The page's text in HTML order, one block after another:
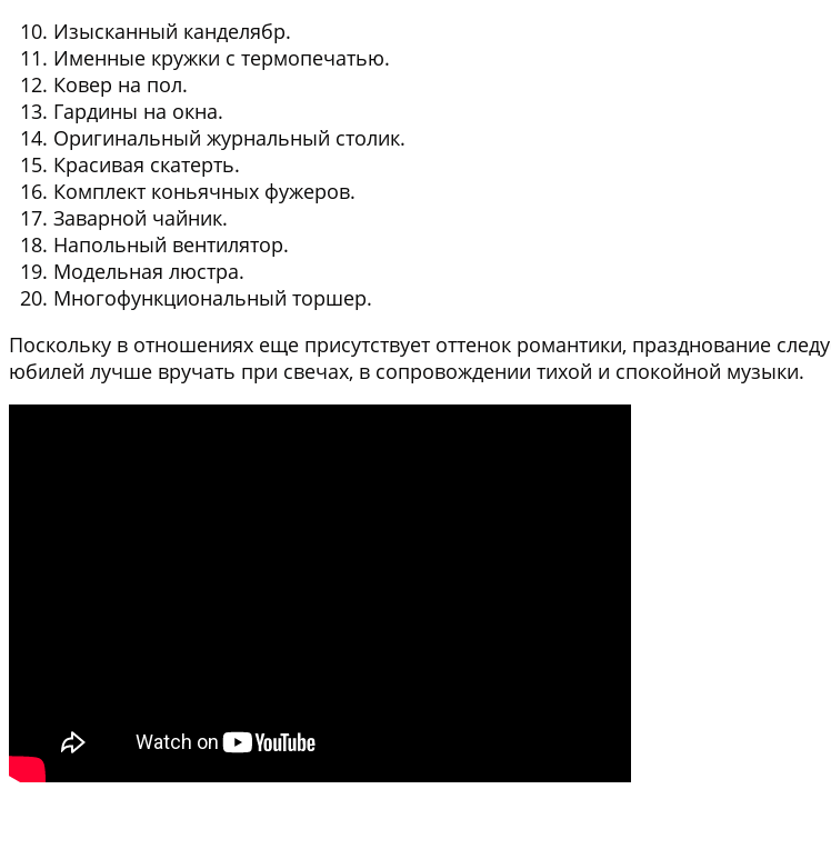
Изысканный канделябр.
Именные кружки с термопечатью.
Ковер на пол.
Гардины на окна.
Оригинальный журнальный столик.
Красивая скатерть.
Комплект коньячных фужеров.
Заварной чайник.
Напольный вентилятор.
Модельная люстра.
Многофункциональный торшер.
Поскольку в отношениях еще присутствует оттенок романтики, празднование
юбилей лучше вручать при свечах, в сопровождении тихой и спокойной музыки.